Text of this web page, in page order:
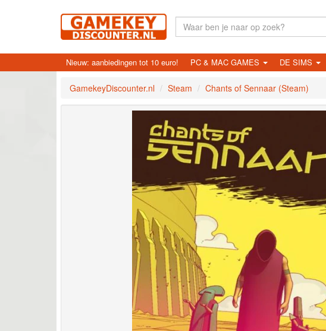
Nieuw: aanbiedingen tot 10 euro! PC & MAC GAMES DE SIMS
GamekeyDiscounter.nl Steam Chants of Sennaar (Steam)